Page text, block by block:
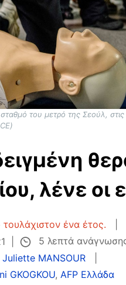
του μετρό της Σεούλ,
λένε οι
ένα έτος.
5 λεπτά
Juliette MANSOUR
GKOGKOU, AFP Ελλάδα